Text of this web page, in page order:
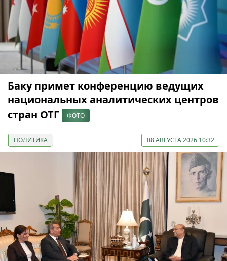
Баку примет конференцию ведущих
национальных аналитических центров
стран ОТГ
ФОТО
ПОЛИТИКА 08 АВГУСТА 2026 10:32